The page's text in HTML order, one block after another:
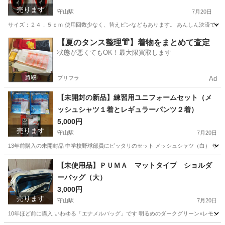
売ります 守山駅 7月20日
サイズ：２４．５ｃｍ 使用回数少なく、替えピンなどもあります。 あんしん決済での
滋賀 守山市 守山駅 その他 陸上
【夏のタンス整理👘】着物をまとめて査定
状態が悪くてもOK！最大限買取します
プリフラ Ad
売ります
【未開封の新品】練習用ユニフォームセット（メ
ッシュシャツ１着とレギュラーパンツ２着）
5,000円
守山駅 7月20日
13年前購入の未開封品 中学校野球部員にピッタリのセット メッシュシャツ（白） サ
滋賀 守山市 守山駅 野球 ユニフォーム
売ります
【未使用品】ＰＵＭＡ マットタイプ ショルダ
ーバッグ（大）
3,000円
守山駅 7月20日
10年ほど前に購入 いわゆる「エナメルバッグ」です 明るめのダークグリーン×レモ